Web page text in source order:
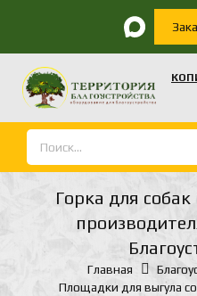
Горка для
Главная
Площадки для выгула